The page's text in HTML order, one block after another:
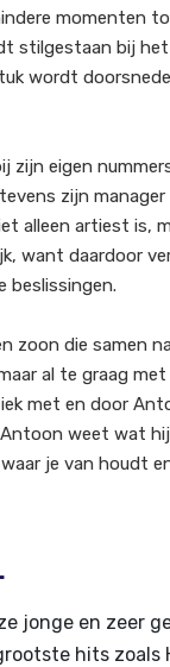
momenten
stilgestaan bij
wordt
eigen
zijn
alleen artiest is,
want daardoor
beslissingen.
zoon die samen
al te graag
met en door
Antoon weet wat
je van houdt
jonge en zeer
hits zoals